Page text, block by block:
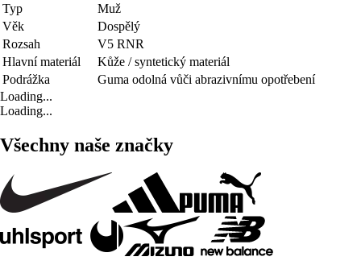
Typ
Muž
Věk
Dospělý
Rozsah
V5 RNR
Hlavní materiál
Kůže / syntetický materiál
Podrážka
Guma odolná vůči abrazivnímu opotřebení
Loading...
Loading...
Všechny naše značky